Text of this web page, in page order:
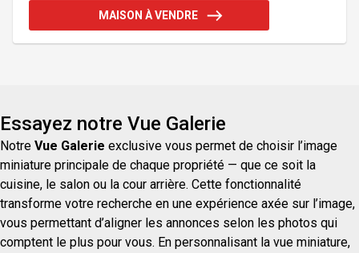
Nouveaux lots à venir. Addenda :Inclusions :Voir
plans et devis, garantie maison neuve.Exclusions
MAISON À VENDRE
Essayez notre Vue Galerie
Notre Vue Galerie exclusive vous permet de choisir l’image
miniature principale de chaque propriété — que ce soit la
cuisine, le salon ou la cour arrière. Cette fonctionnalité
transforme votre recherche en une expérience axée sur l’image,
vous permettant d’aligner les annonces selon les photos qui
comptent le plus pour vous. En personnalisant la vue miniature,